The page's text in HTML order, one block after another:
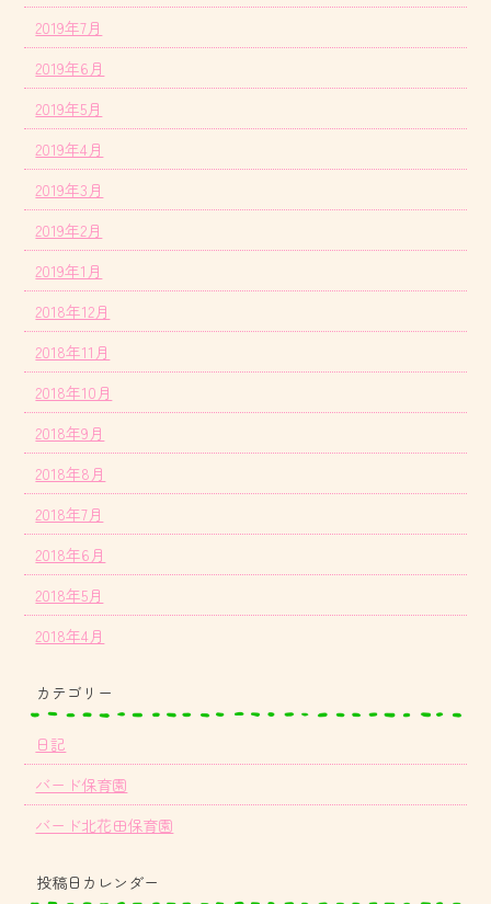
2019年7月
2019年6月
2019年5月
2019年4月
2019年3月
2019年2月
2019年1月
2018年12月
2018年11月
2018年10月
2018年9月
2018年8月
2018年7月
2018年6月
2018年5月
2018年4月
カテゴリー
日記
バード保育園
バード北花田保育園
投稿日カレンダー